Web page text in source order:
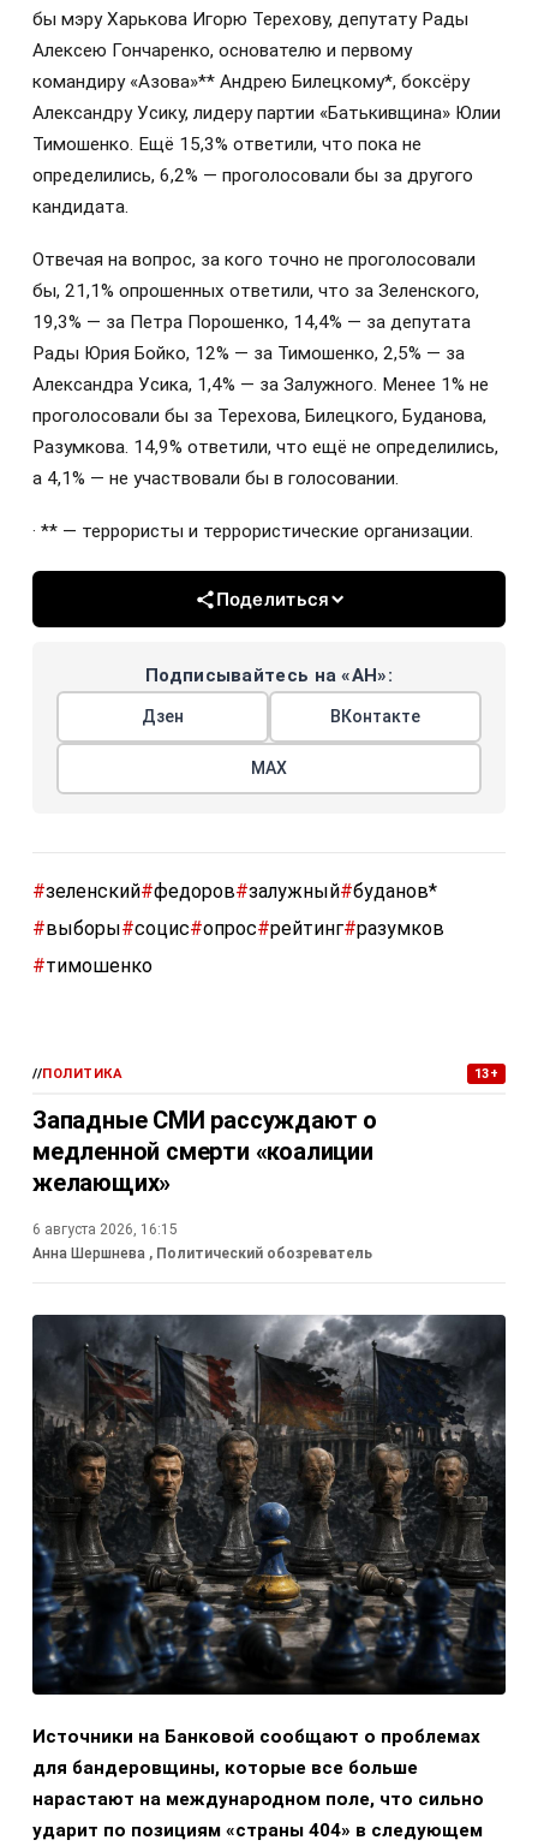
бы мэру Харькова Игорю Терехову, депутату Рады
Алексею Гончаренко, основателю и первому
командиру «Азова»** Андрею Билецкому*, боксёру
Александру Усику, лидеру партии «Батькивщина» Юлии
Тимошенко. Ещё 15,3% ответили, что пока не
определились, 6,2% — проголосовали бы за другого
кандидата.
Отвечая на вопрос, за кого точно не проголосовали
бы, 21,1% опрошенных ответили, что за Зеленского,
19,3% — за Петра Порошенко, 14,4% — за депутата
Рады Юрия Бойко, 12% — за Тимошенко, 2,5% — за
Александра Усика, 1,4% — за Залужного. Менее 1% не
проголосовали бы за Терехова, Билецкого, Буданова,
Разумкова. 14,9% ответили, что ещё не определились,
а 4,1% — не участвовали бы в голосовании.
· ** — террористы и террористические организации.
Поделиться
Подписывайтесь на «АН»:
Дзен ВКонтакте
МАХ
#зеленский#федоров#залужный#буданов*
#выборы#социс#опрос#рейтинг#разумков
#тимошенко
//ПОЛИТИКА 13+
Западные СМИ рассуждают о
медленной смерти «коалиции
желающих»
6 августа 2026, 16:15
Анна Шершнева , Политический обозреватель
Источники на Банковой сообщают о проблемах
для бандеровщины, которые все больше
нарастают на международном поле, что сильно
ударит по позициям «страны 404» в следующем